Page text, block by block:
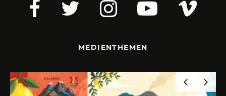
MEDIENTHEMEN